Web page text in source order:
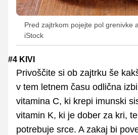
Pred zajtrkom pojejte pol grenivke
iStock
#4 KIVI
Privoščite si ob zajtrku še
v tem letnem času odlična
vitamina C, ki krepi imunski
vitamin K, ki je dober za kri,
potrebuje srce. A zakaj bi